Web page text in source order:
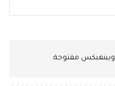
وبينغبكس مفتوحة.